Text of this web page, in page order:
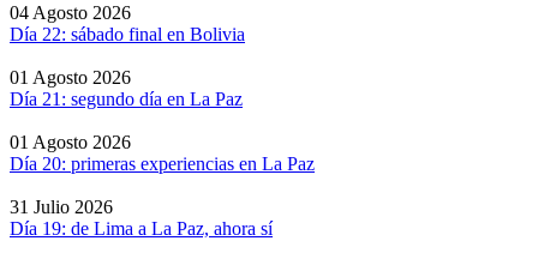
04 Agosto 2026
Día 22: sábado final en Bolivia
01 Agosto 2026
Día 21: segundo día en La Paz
01 Agosto 2026
Día 20: primeras experiencias en La Paz
31 Julio 2026
Día 19: de Lima a La Paz, ahora sí